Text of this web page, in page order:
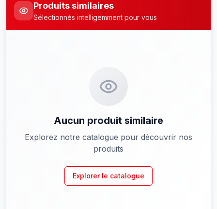
Produits similaires
Sélectionnés intelligemment pour vous
Aucun produit similaire
Explorez notre catalogue pour découvrir nos
produits
Explorer le catalogue